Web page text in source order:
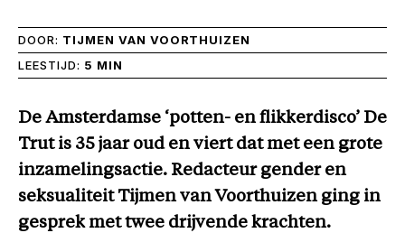
DOOR: TIJMEN VAN VOORTHUIZEN
LEESTIJD: 5 MIN
De Amsterdamse ‘potten- en flikkerdisco’ De
Trut is 35 jaar oud en viert dat met een grote
inzamelingsactie. Redacteur gender en
seksualiteit Tijmen van Voorthuizen ging in
gesprek met twee drijvende krachten.